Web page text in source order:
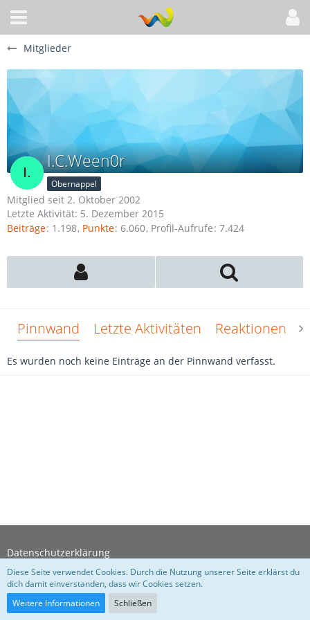
Mitglieder
I.C.Ween0r
Obernappel
Mitglied seit 2. Oktober 2002
Letzte Aktivität: 5. Dezember 2015
Beiträge 1.198 Punkte 6.060 Profil-Aufrufe 7.424
Pinnwand Letzte Aktivitäten Reaktionen
Es wurden noch keine Einträge an der Pinnwand verfasst.
Datenschutzerklärung
Community-Software:
Diese Seite verwendet Cookies. Durch die Nutzung unserer Seite erklärst du
dich damit einverstanden, dass wir Cookies setzen.
Weitere Informationen
Schließen